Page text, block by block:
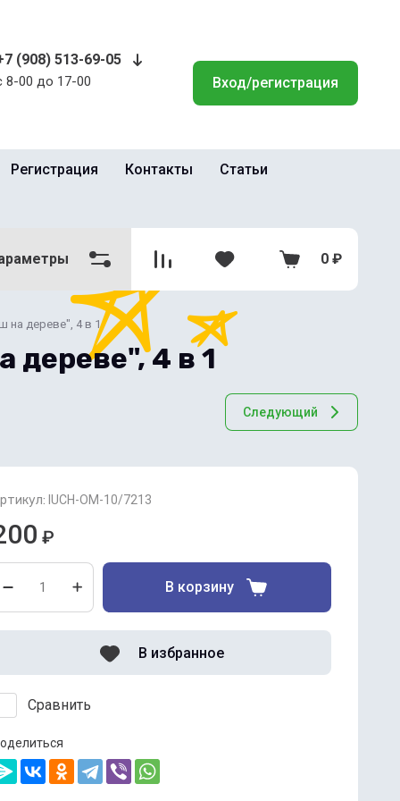
(908) 513-69-05
8-00 до 17-00 Вход/регистрация
Регистрация Контакты Статьи
0 ₽
на дереве", 4 в 1
дереве", 4 в 1
Следующий
IUCH-OM-10/7213
₽
В корзину
Сравнить
В избранное